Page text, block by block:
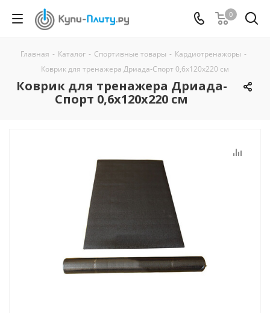
0
Главная - Каталог - Спортивные товары - Кардиотренажоры -
Коврик для тренажера Дриада-Спорт 0,6х120х220 см
Коврик для тренажера Дриада-
Спорт 0,6х120х220 см